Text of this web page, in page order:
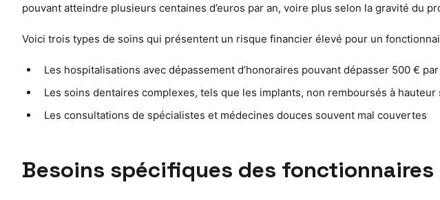
pouvant atteindre plusieurs centaines d’euros par an, voire plus selon la gravité du
Voici trois types de soins qui présentent un risque financier élevé pour un
Les hospitalisations avec dépassement d’honoraires pouvant dépasser 500 €
Les soins dentaires complexes, tels que les implants, non remboursés à hauteur
Les consultations de spécialistes et médecines douces souvent mal couvertes
Besoins spécifiques des